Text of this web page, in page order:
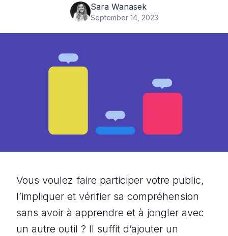
Sara Wanasek
September 14, 2023
Vous voulez faire participer votre public,
l’impliquer et vérifier sa compréhension
sans avoir à apprendre et à jongler avec
un autre outil ? Il suffit d’ajouter un